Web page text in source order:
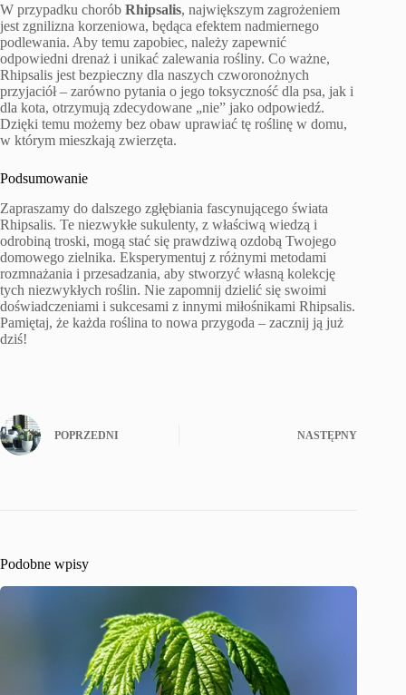
W przypadku chorób Rhipsalis, największym zagrożeniem
jest zgnilizna korzeniowa, będąca efektem nadmiernego
podlewania. Aby temu zapobiec, należy zapewnić
odpowiedni drenaż i unikać zalewania rośliny. Co ważne,
Rhipsalis jest bezpieczny dla naszych czworonożnych
przyjaciół – zarówno pytania o jego toksyczność dla psa, jak i
dla kota, otrzymują zdecydowane „nie” jako odpowiedź.
Dzięki temu możemy bez obaw uprawiać tę roślinę w domu,
w którym mieszkają zwierzęta.
Podsumowanie
Zapraszamy do dalszego zgłębiania fascynującego świata
Rhipsalis. Te niezwykłe sukulenty, z właściwą wiedzą i
odrobiną troski, mogą stać się prawdziwą ozdobą Twojego
domowego zielnika. Eksperymentuj z różnymi metodami
rozmnażania i przesadzania, aby stworzyć własną kolekcję
tych niezwykłych roślin. Nie zapomnij dzielić się swoimi
doświadczeniami i sukcesami z innymi miłośnikami Rhipsalis.
Pamiętaj, że każda roślina to nowa przygoda – zacznij ją już
dziś!
POPRZEDNI NASTĘPNY
Podobne wpisy